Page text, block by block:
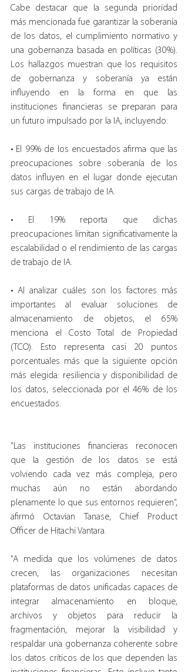
Cabe destacar que la segunda prioridad
más mencionada fue garantizar la soberanía
de los datos, el cumplimiento normativo y
una gobernanza basada en políticas (30%).
Los hallazgos muestran que los requisitos
de gobernanza y soberanía ya están
influyendo en la forma en que las
instituciones financieras se preparan para
un futuro impulsado por la IA, incluyendo:
• El 99% de los encuestados afirma que las
preocupaciones sobre soberanía de los
datos influyen en el lugar donde ejecutan
sus cargas de trabajo de IA.
• El 19% reporta que dichas
preocupaciones limitan significativamente la
escalabilidad o el rendimiento de las cargas
de trabajo de IA.
• Al analizar cuáles son los factores más
importantes al evaluar soluciones de
almacenamiento de objetos, el 65%
menciona el Costo Total de Propiedad
(TCO). Esto representa casi 20 puntos
porcentuales más que la siguiente opción
más elegida: resiliencia y disponibilidad de
los datos, seleccionada por el 46% de los
encuestados.
"Las instituciones financieras reconocen
que la gestión de los datos se está
volviendo cada vez más compleja, pero
muchas aún no están abordando
plenamente lo que sus entornos requieren",
afirmó Octavian Tanase, Chief Product
Officer de Hitachi Vantara.
"A medida que los volúmenes de datos
crecen, las organizaciones necesitan
plataformas de datos unificadas capaces de
integrar almacenamiento en bloque,
archivos y objetos para reducir la
fragmentación, mejorar la visibilidad y
respaldar una gobernanza coherente sobre
los datos críticos de los que dependen las